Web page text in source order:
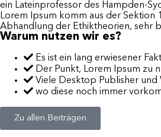
ein Lateinprofessor des Hampden-
Lorem Ipsum komm aus der Sektion
Abhandlung der Ethiktheorien, sehr
Warum nutzen wir es?
Es ist ein lang erwiesener
Der Punkt, Lorem Ipsum zu
Viele Desktop Publisher
wo diese noch immer
Zu allen Beiträgen